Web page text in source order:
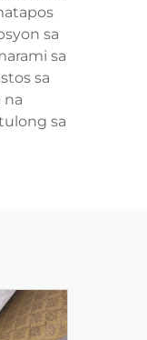
sa
sa
sa
na
sa